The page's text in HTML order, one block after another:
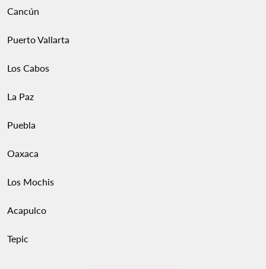
Cancún
Puerto Vallarta
Los Cabos
La Paz
Puebla
Oaxaca
Los Mochis
Acapulco
Tepic